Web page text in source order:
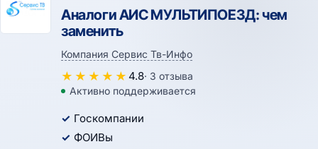
Аналоги АИС МУЛЬТИПОЕЗД: чем
заменить
Компания Сервис Тв-Инфо
★ ★ ★ ★ ★ 4.8· 3 отзыва
Активно поддерживается
Госкомпании
ФОИВы